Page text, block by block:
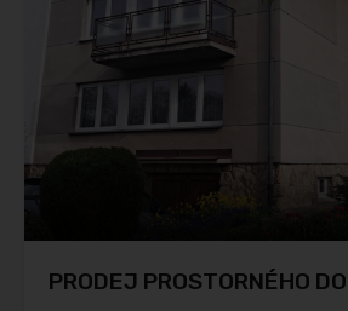
PRODEJ PROSTORNÉHO